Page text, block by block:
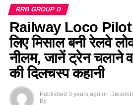
RRB GROUP D
Railway Loco
लिए मिसाल बनी रेलवे
नीलम, जानें ट्रेन चलाने
की दिलचस्प कहानी
Published 3 years ago on
By